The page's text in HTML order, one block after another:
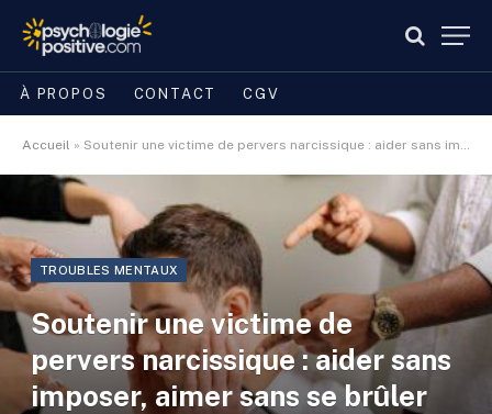
À PROPOS CONTACT CGV
Accueil » Soutenir une victime de pervers narcissique : aider sans imposer, aimer sans se brûler
TROUBLES MENTAUX
Soutenir une victime de
pervers narcissique : aider sans
imposer, aimer sans se brûler